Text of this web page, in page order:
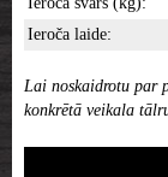
Ieroča laide:
Lai noskaidrotu par
konkrētā veikala